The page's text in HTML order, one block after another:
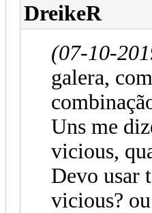
DreikeR
(07-10-
galera,
Uns me
vicious,
Devo usar
vicious?